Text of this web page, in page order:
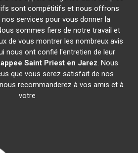
sont compétitifs et nous offrons
services pour vous donner la
sommes fiers de notre travail et
de vous montrer les nombreux avis
nous ont confié l'entretien de leur
Saint Priest en Jarez. Nous
que vous serez satisfait de nos
recommanderez à vos amis et à
votre